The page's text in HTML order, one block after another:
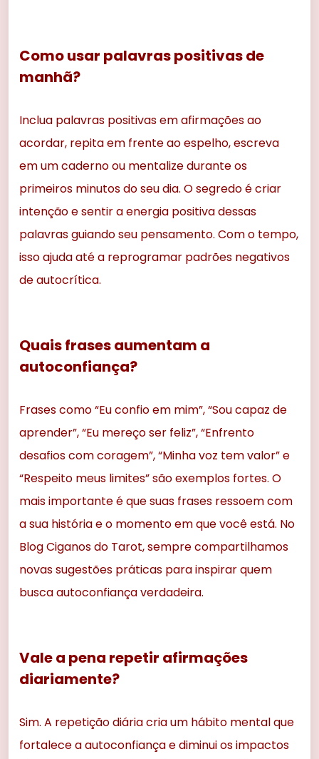
Como usar palavras positivas de
manhã?
Inclua palavras positivas em afirmações ao
acordar, repita em frente ao espelho, escreva
em um caderno ou mentalize durante os
primeiros minutos do seu dia. O segredo é criar
intenção e sentir a energia positiva dessas
palavras guiando seu pensamento. Com o tempo,
isso ajuda até a reprogramar padrões negativos
de autocrítica.
Quais frases aumentam a
autoconfiança?
Frases como “Eu confio em mim”, “Sou capaz de
aprender”, “Eu mereço ser feliz”, “Enfrento
desafios com coragem”, “Minha voz tem valor” e
“Respeito meus limites” são exemplos fortes. O
mais importante é que suas frases ressoem com
a sua história e o momento em que você está. No
Blog Ciganos do Tarot, sempre compartilhamos
novas sugestões práticas para inspirar quem
busca autoconfiança verdadeira.
Vale a pena repetir afirmações
diariamente?
Sim. A repetição diária cria um hábito mental que
fortalece a autoconfiança e diminui os impactos